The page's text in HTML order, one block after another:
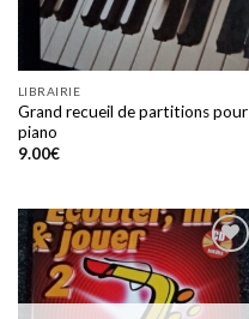
LIBRAIRIE
Grand recueil de partitions pour
piano
9.00€
Add to